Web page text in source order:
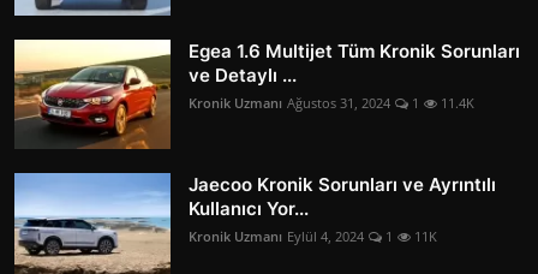
Egea 1.6 Multijet Tüm Kronik Sorunları
ve Detaylı ...
Kronik Uzmanı Ağustos 31, 2024 1 11.4K
Jaecoo Kronik Sorunları ve Ayrıntılı
Kullanıcı Yor...
Kronik Uzmanı Eylül 4, 2024 1 11K